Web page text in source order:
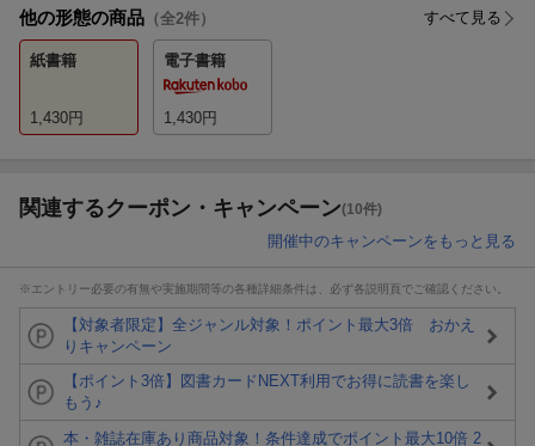
他の形態の商品 （全2件） すべて見る
紙書籍
1,430円
電子書籍
1,430円
関連するクーポン・キャンペーン(10件)
開催中のキャンペーンをもっと見る
※エントリー必要の有無や実施期間等の各種詳細条件は、必ず各説明頁でご確認ください。
【対象者限定】全ジャンル対象！ポイント最大3倍 おかえ
りキャンペーン
【ポイント3倍】図書カードNEXT利用でお得に読書を楽し
もう♪
本・雑誌在庫あり商品対象！条件達成でポイント最大10倍 2